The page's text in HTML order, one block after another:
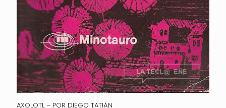
AXOLOTL – POR DIEGO TATIÁN